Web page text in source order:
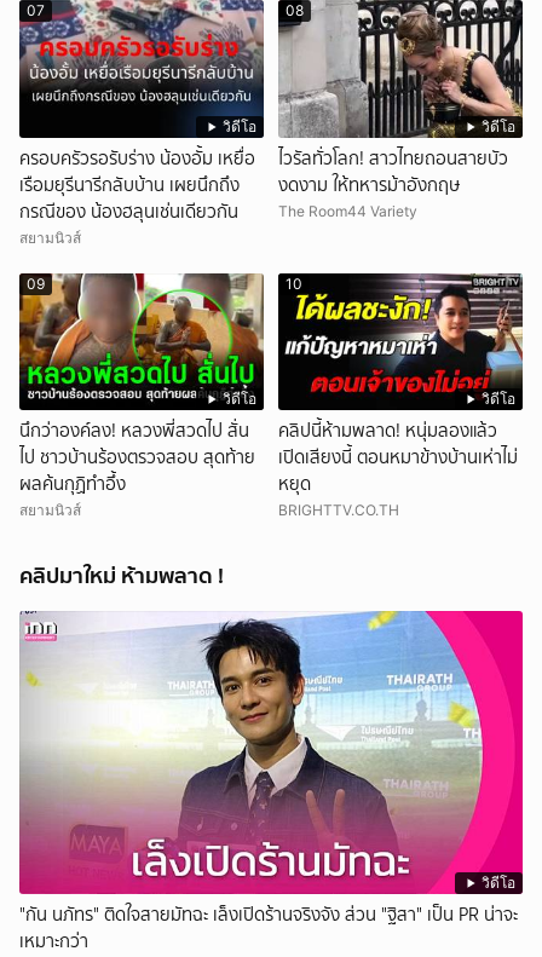
วิดีโอ
07
ครอบครัวรอรับร่าง น้องอั้ม เหยื่อ
เรือมยุรีนารีกลับบ้าน เผยนึกถึง
กรณีของ น้องฮลุนเช่นเดียวกัน
สยามนิวส์
วิดีโอ
08
ไวรัลทั่วโลก! สาวไทยถอนสายบัว
งดงาม ให้ทหารม้าอังกฤษ
The Room44 Variety
วิดีโอ
09
นึกว่าองค์ลง! หลวงพี่สวดไป สั่น
ไป ชาวบ้านร้องตรวจสอบ สุดท้าย
ผลค้นกุฏิทำอึ้ง
สยามนิวส์
วิดีโอ
10
คลิปนี้ห้ามพลาด! หนุ่มลองแล้ว
เปิดเสียงนี้ ตอนหมาข้างบ้านเห่าไม่
หยุด
BRIGHTTV.CO.TH
คลิปมาใหม่ ห้ามพลาด !
วิดีโอ
"กัน นภัทร" ติดใจสายมัทฉะ เล็งเปิดร้านจริงจัง ส่วน "ฐิสา" เป็น PR น่าจะ
เหมาะกว่า